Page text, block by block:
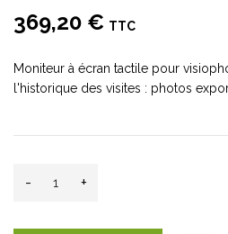
369,20 € TTC
Moniteur à écran tactile pour
l'historique des visites : photos
- +